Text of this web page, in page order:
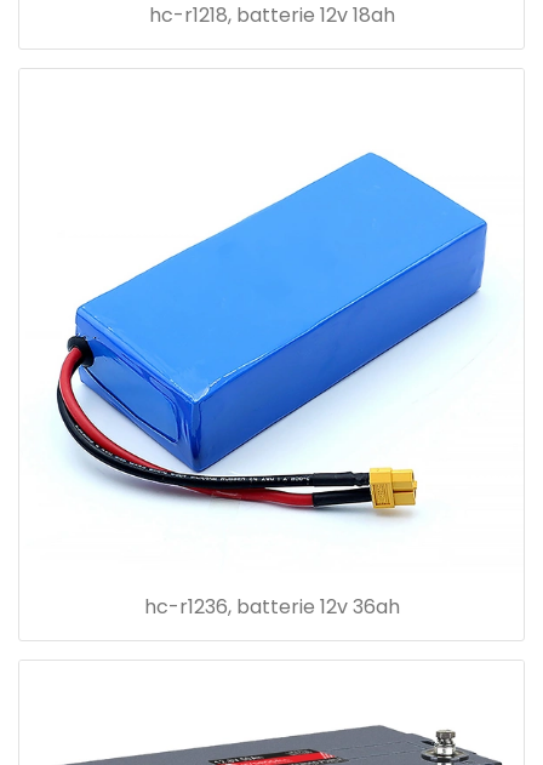
hc-r1218, batterie 12v 18ah
hc-r1236, batterie 12v 36ah